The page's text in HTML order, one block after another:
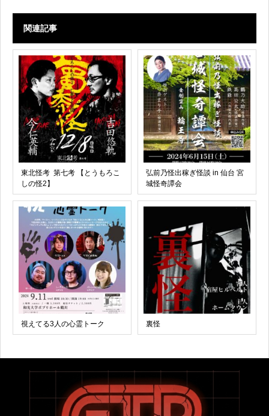
関連記事
東北怪考 第七考 【とうもろこ
しの怪2】
弘前乃怪出稼ぎ怪談 in 仙台 宮
城怪奇譚会
視えてる3人の心霊トーク 裏怪